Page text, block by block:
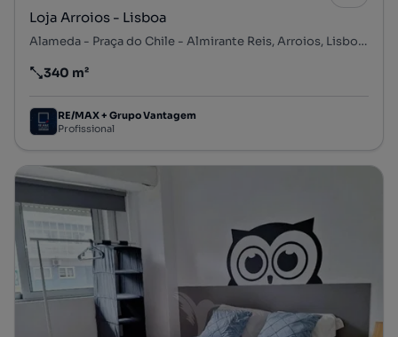
Loja Arroios - Lisboa
Alameda - Praça do Chile - Almirante Reis, Arroios, Lisboa, Lisboa
Preço por metro quadrado
340 m²
RE/MAX + Grupo Vantagem
Profissional